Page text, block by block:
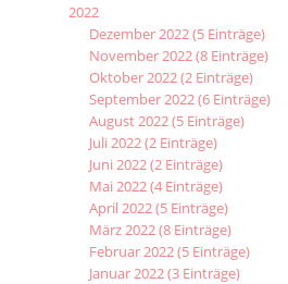
2022
Dezember 2022 (5 Einträge)
November 2022 (8 Einträge)
Oktober 2022 (2 Einträge)
September 2022 (6 Einträge)
August 2022 (5 Einträge)
Juli 2022 (2 Einträge)
Juni 2022 (2 Einträge)
Mai 2022 (4 Einträge)
April 2022 (5 Einträge)
März 2022 (8 Einträge)
Februar 2022 (5 Einträge)
Januar 2022 (3 Einträge)